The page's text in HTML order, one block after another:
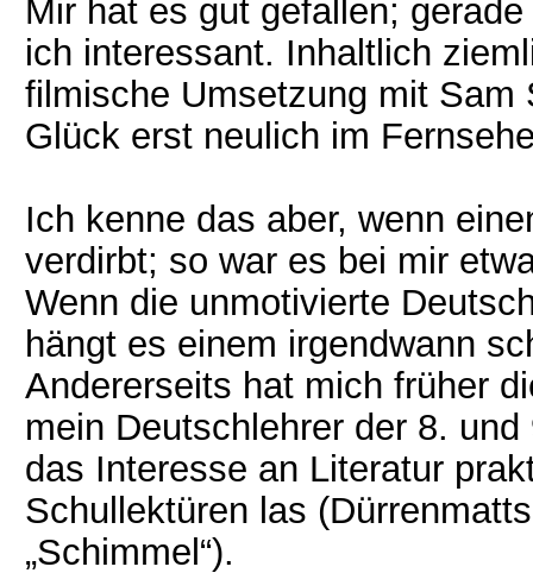
Mir hat es gut gefallen;
ich interessant. Inhaltlich
filmische Umsetzung mit Sam
Glück erst neulich im
Ich kenne das aber, wenn
verdirbt; so war es bei mir
Wenn die unmotivierte
hängt es einem irgendwann
Andererseits hat mich früher
mein Deutschlehrer der 8.
das Interesse an Literatur
Schullektüren las
„Schimmel“).